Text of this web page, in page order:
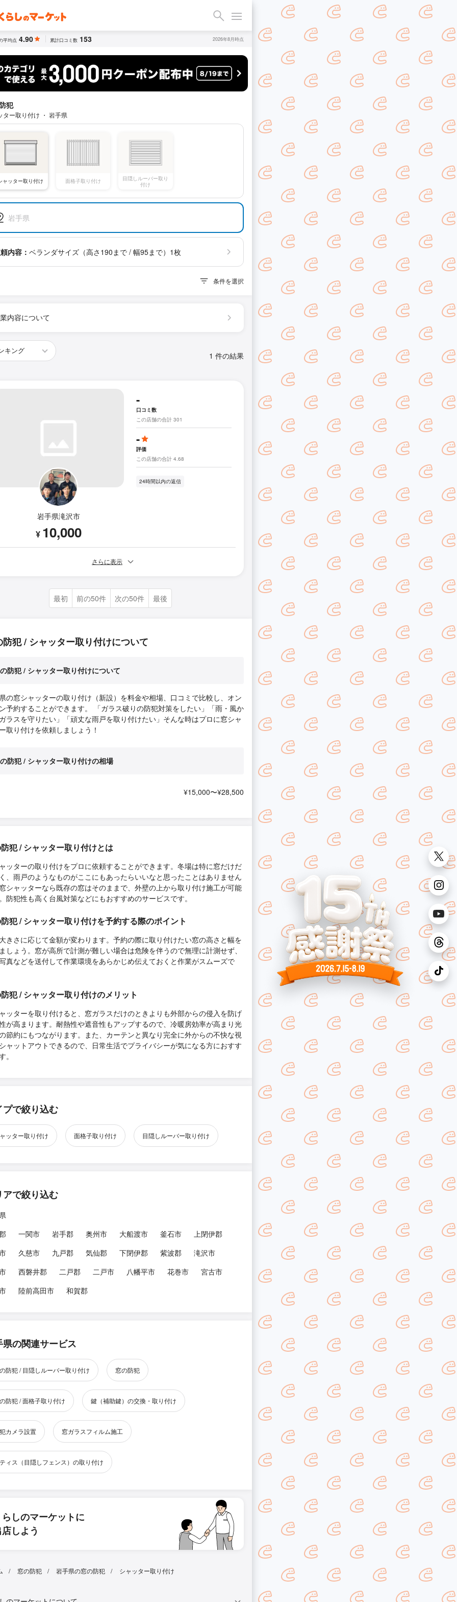
平均点 4.90 累計口コミ数 153 2026年8月時点
犯
ター取り付け ・ 岩手県
ャッター取り付け 面格子取り付け
目隠しルーバー取り
付け
岩手県
内容： ベランダサイズ（高さ190まで / 幅95まで）1枚
条件を選択
内容について
1 件の結果
岩手県滝沢市
¥ 10,000
-
口コミ数
この店舗の合計 301
-
評価
この店舗の合計 4.68
24時間以内の返信
さらに表示
最初 前の50件 次の50件 最後
防犯 / シャッター取り付けについて
防犯 / シャッター取り付けについて
の窓シャッターの取り付け（新設）を料金や相場、口コミで比較し、オン
予約することができます。 「ガラス破りの防犯対策をしたい」「雨・風か
ラスを守りたい」「頑丈な雨戸を取り付けたい」そんな時はプロに窓シャ
取り付けを依頼しましょう！
防犯 / シャッター取り付けの相場
¥15,000〜¥28,500
犯 / シャッター取り付けとは
ッターの取り付けをプロに依頼することができます。冬場は特に窓だけだ
、雨戸のようなものがここにもあったらいいなと思ったことはありません
シャッターなら既存の窓はそのままで、外壁の上から取り付け施工が可能
防犯性も高く台風対策などにもおすすめのサービスです。
犯 / シャッター取り付けを予約する際のポイント
きさに応じて金額が変わります。予約の際に取り付けたい窓の高さと幅を
しょう。窓が高所で計測が難しい場合は危険を伴うので無理に計測せず、
真などを送付して作業環境をあらかじめ伝えておくと作業がスムーズで
犯 / シャッター取り付けのメリット
ッターを取り付けると、窓ガラスだけのときよりも外部からの侵入を防げ
が高まります。耐熱性や遮音性もアップするので、冷暖房効率が高まり光
節約にもつながります。また、カーテンと異なり完全に外からの不快な視
ャットアウトできるので、日常生活でプライバシーが気になる方におすす
。
プで絞り込む
ッター取り付け 面格子取り付け 目隠しルーバー取り付け
アで絞り込む
一関市 岩手郡 奥州市 大船渡市 釜石市
上閉伊郡
久慈市 九戸郡 気仙郡 下閉伊郡 紫波郡
滝沢市
西磐井郡 二戸郡 二戸市 八幡平市 花巻市
宮古市
陸前高田市 和賀郡
県の関連サービス
防犯 / 目隠しルーバー取り付け 窓の防犯
防犯 / 面格子取り付け 鍵（補助鍵）の交換・取り付け
カメラ設置 窓ガラスフィルム施工
ィス（目隠しフェンス）の取り付け
しのマーケットに
しよう
窓の防犯 岩手県の窓の防犯 シャッター取り付け